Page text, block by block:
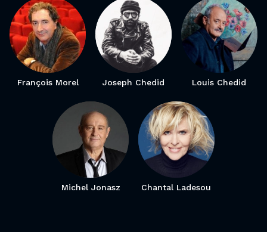
François Morel Joseph Chedid Louis Chedid
Michel Jonasz Chantal Ladesou